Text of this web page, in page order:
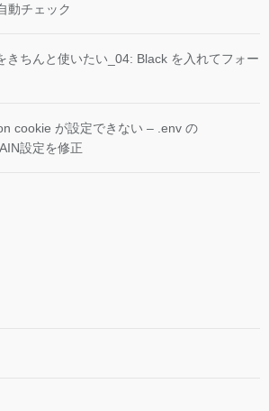
動チェック
きちんと使いたい_04: Black を入れてフォー
cookie が設定できない – .env の
設定を修正